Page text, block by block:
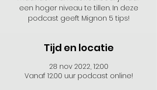
een hoger niveau te tillen. In deze
podcast geeft Mignon 5 tips!
Tijd en locatie
28 nov 2022, 12:00
Vanaf 12.00 uur podcast online!